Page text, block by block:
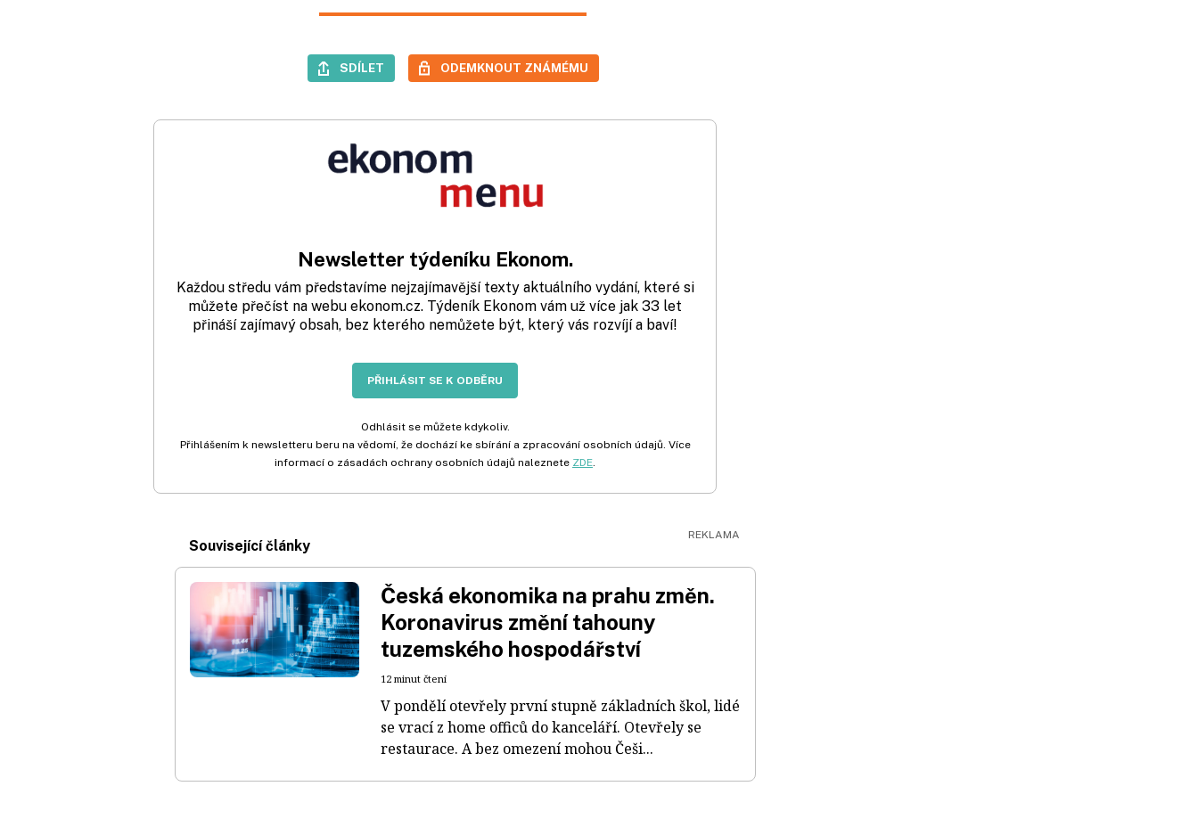
SDÍLET ODEMKNOUT ZNÁMÉMU
Newsletter týdeníku Ekonom.
Každou středu vám představíme nejzajímavější texty aktuálního vydání, které si
můžete přečíst na webu ekonom.cz. Týdeník Ekonom vám už více jak 33 let
přináší zajímavý obsah, bez kterého nemůžete být, který vás rozvíjí a baví!
PŘIHLÁSIT SE K ODBĚRU
Odhlásit se můžete kdykoliv.
Přihlášením k newsletteru beru na vědomí, že dochází ke sbírání a zpracování osobních údajů. Více
informací o zásadách ochrany osobních údajů naleznete ZDE
Související články
Česká ekonomika na prahu změn.
Koronavirus změní tahouny
tuzemského hospodářství
12 minut čtení
V pondělí otevřely první stupně základních škol, lidé
se vrací z home officů do kanceláří. Otevřely se
restaurace. A bez omezení mohou Češi...